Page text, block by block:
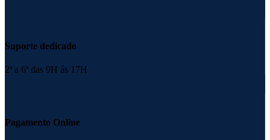
Suporte dedicado
2ª a 6ª das 9H ás 17H
Pagamento Online